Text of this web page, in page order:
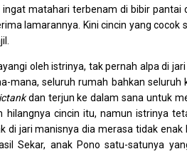
ingat matahari terbenam di bibir
lamarannya. Kini cincin yang
oleh istrinya, tak pernah alpa di
mana, seluruh rumah bahkan
dan terjun ke dalam sana untuk
hilangnya cincin itu, namun istrinya
di jari manisnya dia merasa tidak
Sekar, anak Pono satu-satunya